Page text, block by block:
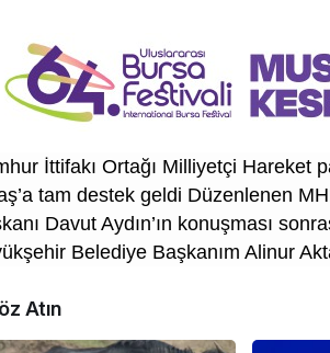
İttifakı Ortağı Milliyetçi Hareket
tam destek geldi Düzenlenen
Davut Aydın’ın konuşması
Belediye Başkanım Alinur
Atın